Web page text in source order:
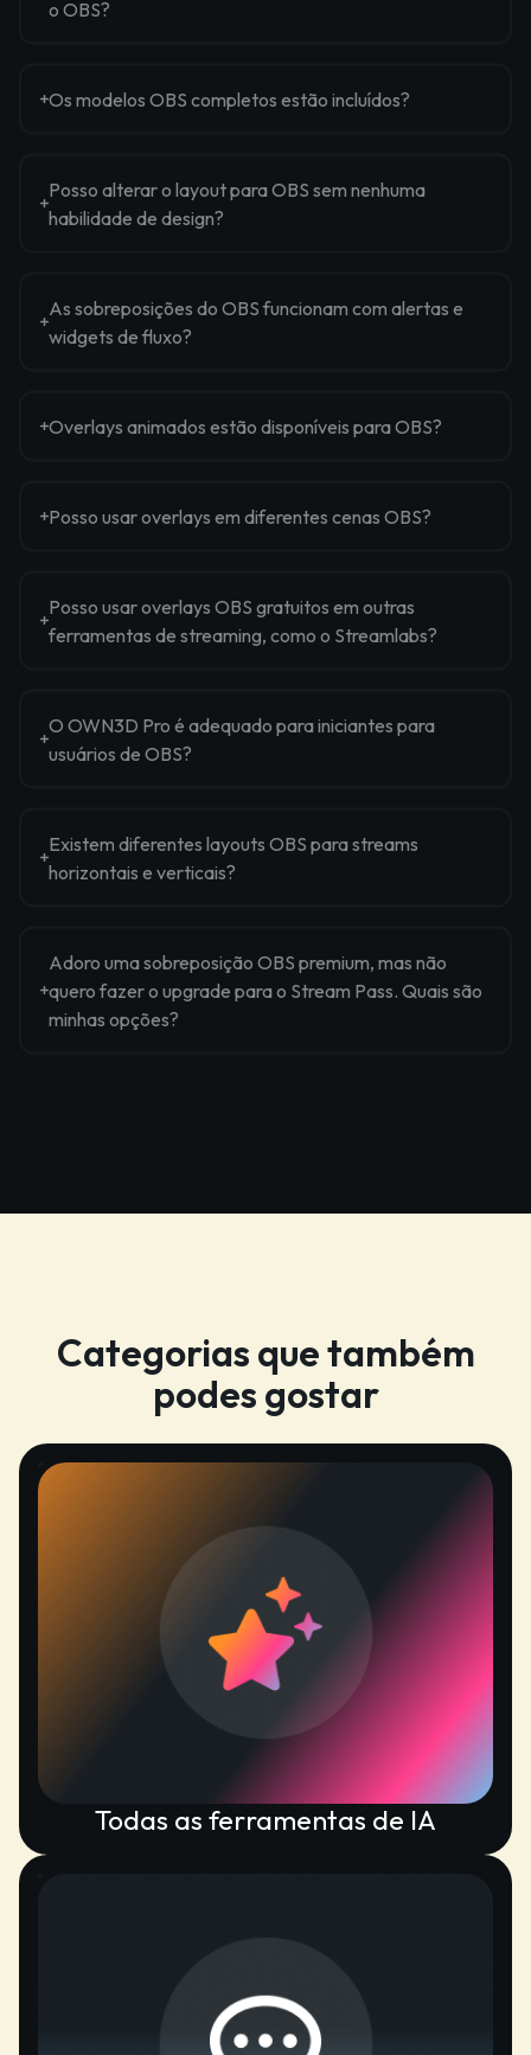
o OBS?
Os modelos OBS completos estão incluídos?
Posso alterar o layout para OBS sem nenhuma
habilidade de design?
As sobreposições do OBS funcionam com alertas e
widgets de fluxo?
Overlays animados estão disponíveis para OBS?
Posso usar overlays em diferentes cenas OBS?
Posso usar overlays OBS gratuitos em outras
ferramentas de streaming, como o Streamlabs?
O OWN3D Pro é adequado para iniciantes para
usuários de OBS?
Existem diferentes layouts OBS para streams
horizontais e verticais?
Adoro uma sobreposição OBS premium, mas não
quero fazer o upgrade para o Stream Pass. Quais são
minhas opções?
Categorias que também
podes gostar
Todas as ferramentas de IA